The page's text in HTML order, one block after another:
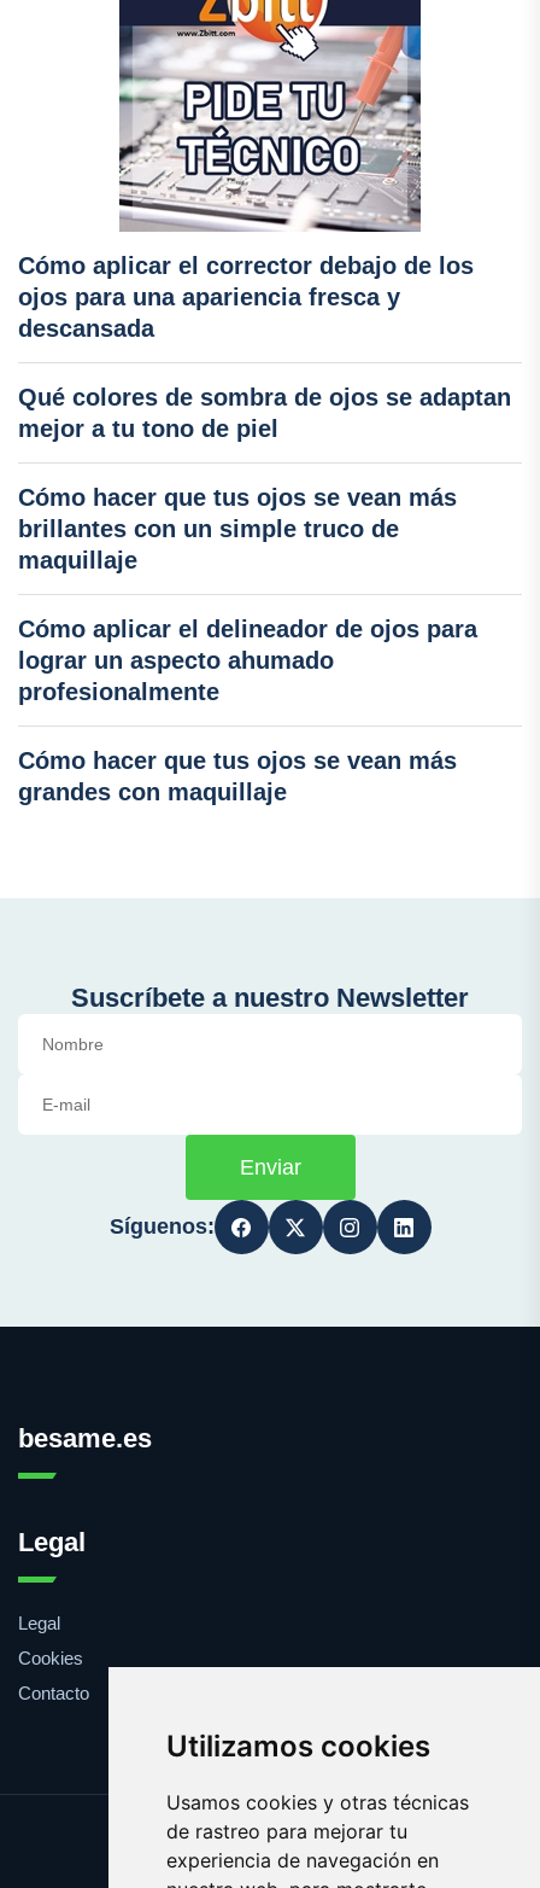
Utilizamos cookies
Usamos cookies y otras técnicas
de rastreo para mejorar tu
experiencia de navegación en
Cómo aplicar el corrector debajo de los
ojos para una apariencia fresca y
descansada
Qué colores de sombra de ojos se adaptan
mejor a tu tono de piel
Cómo hacer que tus ojos se vean más
brillantes con un simple truco de
maquillaje
Cómo aplicar el delineador de ojos para
lograr un aspecto ahumado
profesionalmente
Cómo hacer que tus ojos se vean más
grandes con maquillaje
Suscríbete a nuestro Newsletter
Enviar
Síguenos:
besame.es
Legal
Legal
Cookies
Contacto
Update cookies preferences
Copyright © 2025 besame.es